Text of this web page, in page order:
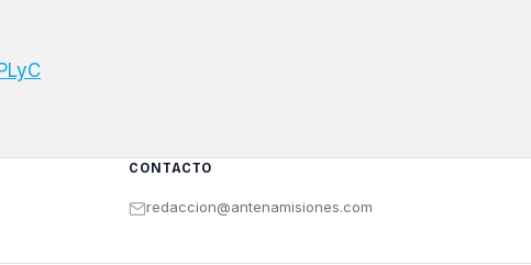
CONTACTO
redaccion@antenamisiones.com